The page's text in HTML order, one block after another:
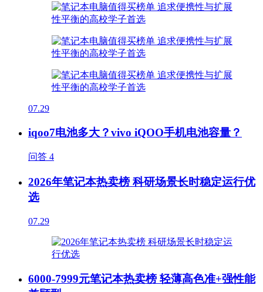
07.29
iqoo7电池多大？vivo iQOO手机电池容量？
问答 4
2026年笔记本热卖榜 科研场景长时稳定运行优
选
07.29
6000-7999元笔记本热卖榜 轻薄高色准+强性能